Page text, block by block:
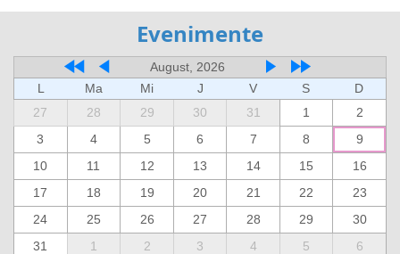
Evenimente
August, 2026
L
Ma Mi J V S
D
27
28 29 30 31 1
2
3
4 5 6 7 8
9
10
11 12 13 14 15
16
17
18 19 20 21 22
23
24
25 26 27 28 29
30
31
1 2 3 4 5 6